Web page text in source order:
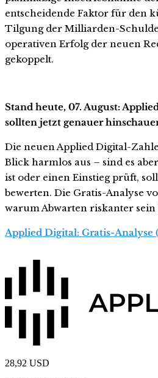
entscheidende Faktor für den
Tilgung der Milliarden-
operativen Erfolg der neuen
gekoppelt.
Stand heute, 07. August:
sollten jetzt genauer
Die neuen Applied Digital-
Blick harmlos aus – sind es
ist oder einen Einstieg prüft,
bewerten. Die Gratis-Analyse
warum Abwarten riskanter sein
Applied Digital: Gratis-Analyse
28,92 USD